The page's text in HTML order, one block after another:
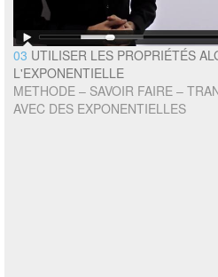
03 UTILISER LES PROPRIÉTÉS
L'EXPONENTIELLE
METHODE – SAVOIR FAIRE –
AVEC DES EXPONENTIELLES